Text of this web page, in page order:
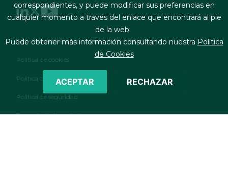
Footer menu
Términos legales y condiciones de contratación
Política de cookies
Política de privacidad
Política de seguridad
Formulario de contacto
correspondientes, y puede modificar sus preferencias en
cualquier momento a través del enlace que encontrará al pie
de la web.
Puede obtener más información consultando nuestra Política
de Cookies
ACEPTAR RECHAZAR